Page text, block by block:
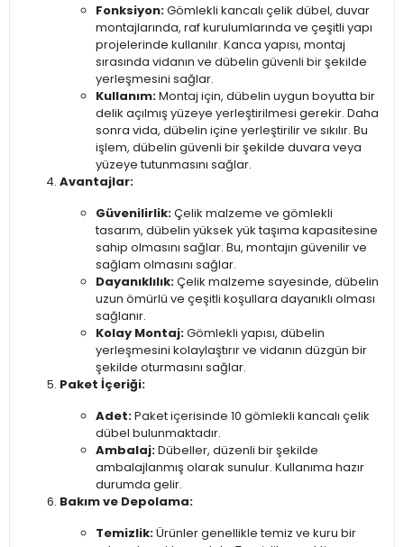
Fonksiyon:Gömlekli kancalı çelik dübel, duvar
montajlarında, raf kurulumlarında ve çeşitli yapı
projelerinde kullanılır. Kanca yapısı, montaj
sırasında vidanın ve dübelin güvenli bir şekilde
yerleşmesini sağlar.
Kullanım:Montaj için, dübelin uygun boyutta bir
delik açılmış yüzeye yerleştirilmesi gerekir. Daha
sonra vida, dübelin içine yerleştirilir ve sıkılır. Bu
işlem, dübelin güvenli bir şekilde duvara veya
yüzeye tutunmasını sağlar.
Avantajlar:
Güvenilirlik:Çelik malzeme ve gömlekli
tasarım, dübelin yüksek yük taşıma kapasitesine
sahip olmasını sağlar. Bu, montajın güvenilir ve
sağlam olmasını sağlar.
Dayanıklılık:Çelik malzeme sayesinde, dübelin
uzun ömürlü ve çeşitli koşullara dayanıklı olması
sağlanır.
Kolay Montaj:Gömlekli yapısı, dübelin
yerleşmesini kolaylaştırır ve vidanın düzgün bir
şekilde oturmasını sağlar.
Paket İçeriği:
Adet:Paket içerisinde 10 gömlekli kancalı çelik
dübel bulunmaktadır.
Ambalaj:Dübeller, düzenli bir şekilde
ambalajlanmış olarak sunulur. Kullanıma hazır
durumda gelir.
Bakım ve Depolama:
Temizlik:Ürünler genellikle temiz ve kuru bir